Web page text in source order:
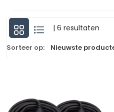
| 6 resultaten
Sorteer op: